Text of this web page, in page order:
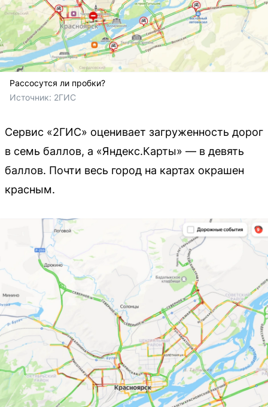
Рассосутся ли пробки?
Источник: 2ГИС
Сервис «2ГИС» оценивает загруженность дорог
в семь баллов, а «Яндекс.Карты» — в девять
баллов. Почти весь город на картах окрашен
красным.